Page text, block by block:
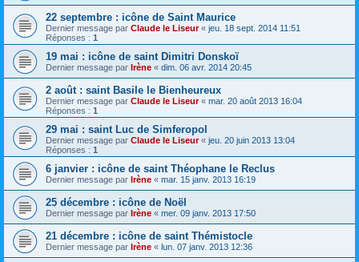
22 septembre : icône de Saint Maurice
Dernier message par Claude le Liseur« jeu. 18 sept. 2014 11:51
Réponses : 1
19 mai : icône de saint Dimitri Donskoï
Dernier message par Irène « dim. 06 avr. 2014 20:45
2 août : saint Basile le Bienheureux
Dernier message par Claude le Liseur« mar. 20 août 2013 16:04
Réponses : 1
29 mai : saint Luc de Simferopol
Dernier message par Claude le Liseur« jeu. 20 juin 2013 13:04
Réponses : 1
6 janvier : icône de saint Théophane le Reclus
Dernier message par Irène « mar. 15 janv. 2013 16:19
25 décembre : icône de Noël
Dernier message par Irène « mer. 09 janv. 2013 17:50
21 décembre : icône de saint Thémistocle
Dernier message par Irène « lun. 07 janv. 2013 12:36